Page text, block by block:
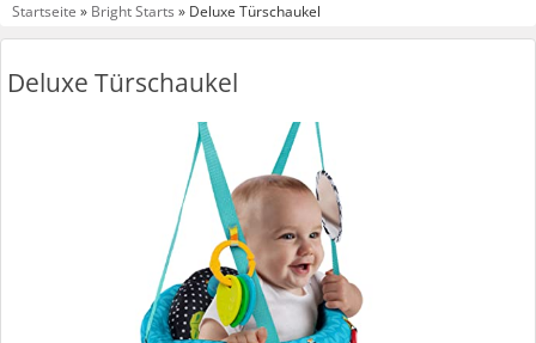
Startseite » Bright Starts » Deluxe Türschaukel
Deluxe Türschaukel